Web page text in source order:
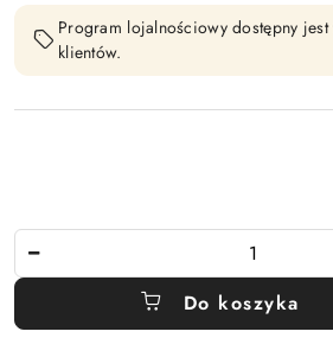
Program lojalnościowy dostępny
klientów.
Do koszyka